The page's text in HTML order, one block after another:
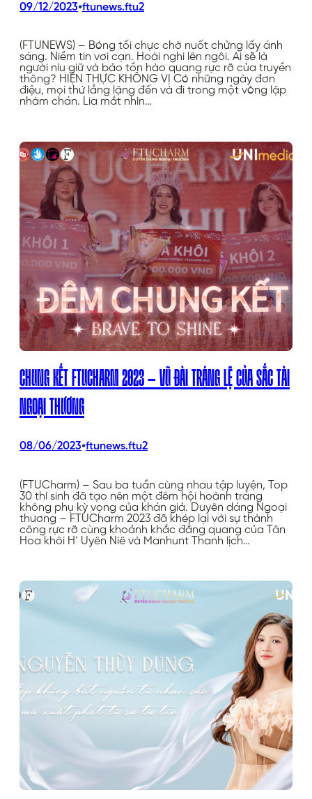
09/12/2023•ftunews.ftu2
(FTUNEWS) – Bóng tối chực chờ nuốt chửng lấy ánh
sáng. Niềm tin vơi cạn. Hoài nghi lên ngôi. Ai sẽ là
người níu giữ và bảo tồn hào quang rực rỡ của truyền
thông? HIỆN THỰC KHÔNG VỊ Có những ngày đơn
điệu, mọi thứ lẳng lặng đến và đi trong một vòng lặp
nhàm chán. Lia mắt nhìn…
CHUNG KẾT FTUCHARM 2023 – VŨ ĐÀI TRÁNG LỆ CỦA SẮC TÀI
NGOẠI THƯƠNG
08/06/2023•ftunews.ftu2
(FTUCharm) – Sau ba tuần cùng nhau tập luyện, Top
30 thí sinh đã tạo nên một đêm hội hoành tráng
không phụ kỳ vọng của khán giả. Duyên dáng Ngoại
thương – FTUCharm 2023 đã khép lại với sự thành
công rực rỡ cùng khoảnh khắc đăng quang của Tân
Hoa khôi H’ Uyên Niê và Manhunt Thanh lịch…